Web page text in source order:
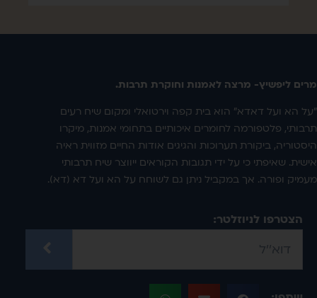
מרים ליפשיץ- מרצה לאמנות וחוקרת תרבות.
"על הא ועל דאדא" הוא בית קפה וירטואלי ומקום שיח רעים
תרבותי, פלטפורמה לחומרים איכותיים בתחומי אמנות, מיקרו
היסטוריה, ביקורת תערוכות והגיגים אודות החיים מזווית ראיה
אישית. שאיפתי כי על ידי תגובות הקוראים ייווצר שיח תרבותי
מעמיק ופורה. אך במקביל ניתן גם לשוחח על הא ועל דא (דא).
הצטרפו לניוזלטר: